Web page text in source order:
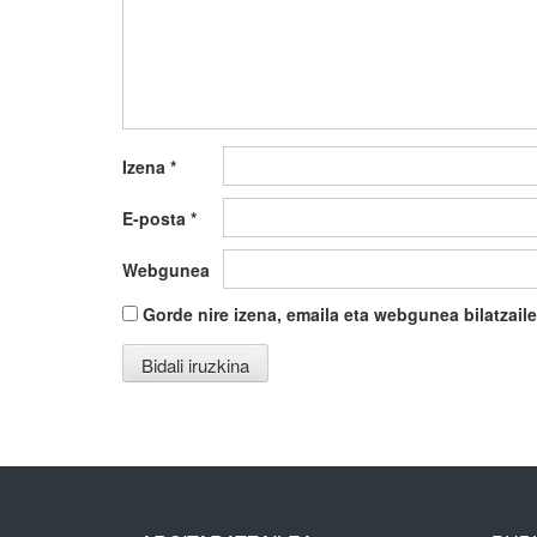
Izena *
E-posta *
Webgunea
Gorde nire izena, emaila eta webgunea